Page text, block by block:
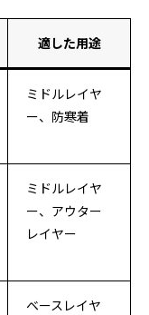
適した用途
ミドルレイヤ
ー、防寒着
ミドルレイヤ
ー、アウター
レイヤー
ベースレイヤ